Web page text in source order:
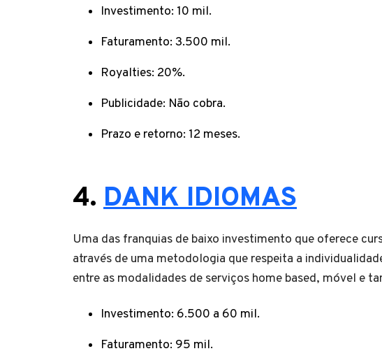
Investimento: 10 mil.
Faturamento: 3.500 mil.
Royalties: 20%.
Publicidade: Não cobra.
Prazo e retorno: 12 meses.
4. DANK IDIOMAS
Uma das franquias de baixo investimento que oferece
através de uma metodologia que respeita a
entre as modalidades de serviços home based, móvel e
Investimento: 6.500 a 60 mil.
Faturamento: 95 mil.